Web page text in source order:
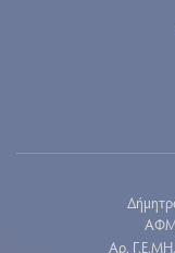
ΑΦΜ
Aρ.